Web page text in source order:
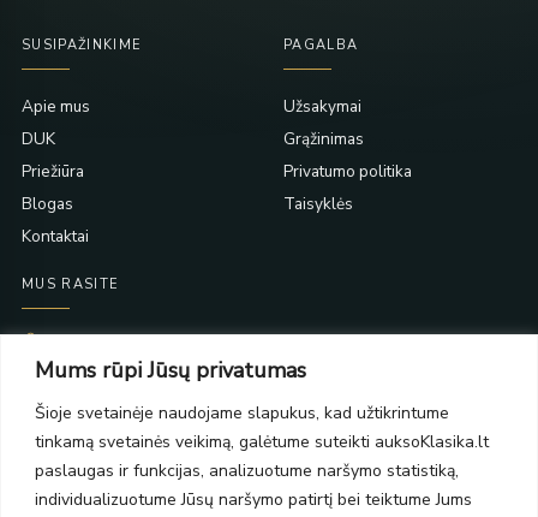
Mums rūpi Jūsų privatumas
Šioje svetainėje naudojame slapukus, kad užtikrintume
tinkamą svetainės veikimą, galėtume suteikti auksoKlasika.lt
paslaugas ir funkcijas, analizuotume naršymo statistiką,
individualizuotume Jūsų naršymo patirtį bei teiktume Jums
SUSIPAŽINKIME
Apie mus
DUK
Priežiūra
Blogas
Kontaktai
PAGALBA
Užsakymai
Grąžinimas
Privatumo politika
Taisyklės
MUS RASITE
PC Molas, Klaipėda
PC BIG 2, Klaipėda
Šilutės pl. 35
PC Banginis, Klaipėda
NAUJIENLAIŠKIS